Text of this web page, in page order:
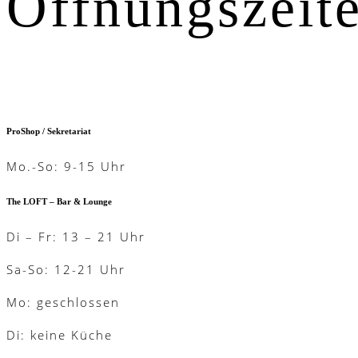
ProShop / Sekretariat
Mo.-So: 9-15 Uhr
The LOFT – Bar & Lounge
Di – Fr: 13 – 21 Uhr
Sa-So: 12-21 Uhr
Mo: geschlossen
Di: keine Küche